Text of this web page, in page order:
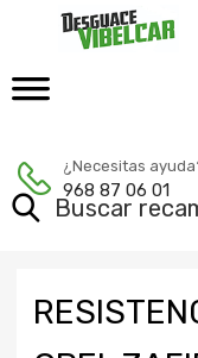
¿Necesitas
968 87 06 01